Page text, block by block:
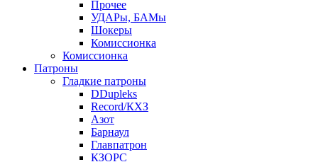
Прочее
УДАРы, БАМы
Шокеры
Комиссионка
Комиссионка
Патроны
Гладкие патроны
DDupleks
Record/КХЗ
Азот
Барнаул
Главпатрон
КЗОРС